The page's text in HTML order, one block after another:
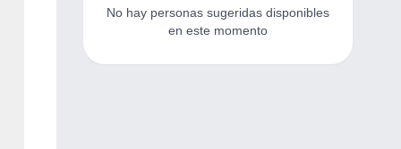
No hay personas sugeridas disponibles
en este momento